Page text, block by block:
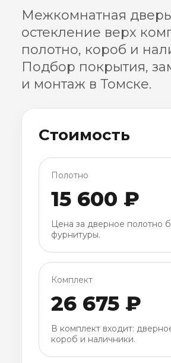
Межкомнатная
остекление верх
полотно, короб и
Подбор покрытия,
и монтаж в Томске.
Стоимость
Полотно
15 600 ₽
Цена за дверное полотно
фурнитуры.
Комплект
26 675 ₽
В комплект входит:
короб и наличники.